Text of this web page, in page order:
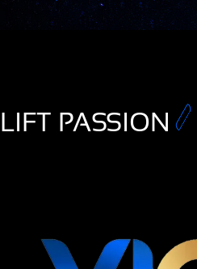
LIFT PASSION